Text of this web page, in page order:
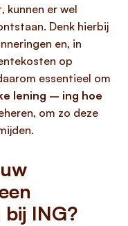
kunnen er wel
Denk hierbij
en, in
op
essentieel om
lening – ing hoe
om zo deze
ING?